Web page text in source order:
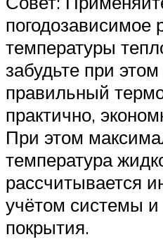
погодозависимое
температуры
забудьте при
правильный
практично,
При этом
температура
рассчитывается
учётом системы
покрытия.